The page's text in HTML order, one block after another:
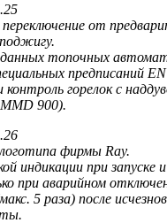
от
топочных
предписаний
контроль горелок с
900).
фирмы Ray.
индикации при запуске
при аварийном
5 раза) после